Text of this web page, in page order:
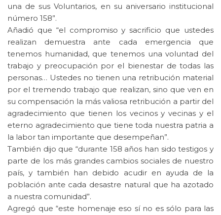
una de sus Voluntarios, en su aniversario institucional
número 158”.
Añadió que “el compromiso y sacrificio que ustedes
realizan demuestra ante cada emergencia que
tenemos humanidad, que tenemos una voluntad del
trabajo y preocupación por el bienestar de todas las
personas… Ustedes no tienen una retribución material
por el tremendo trabajo que realizan, sino que ven en
su compensación la más valiosa retribución a partir del
agradecimiento que tienen los vecinos y vecinas y el
eterno agradecimiento que tiene toda nuestra patria a
la labor tan importante que desempeñan”.
También dijo que “durante 158 años han sido testigos y
parte de los más grandes cambios sociales de nuestro
país, y también han debido acudir en ayuda de la
población ante cada desastre natural que ha azotado
a nuestra comunidad”.
Agregó que “este homenaje eso sí no es sólo para las